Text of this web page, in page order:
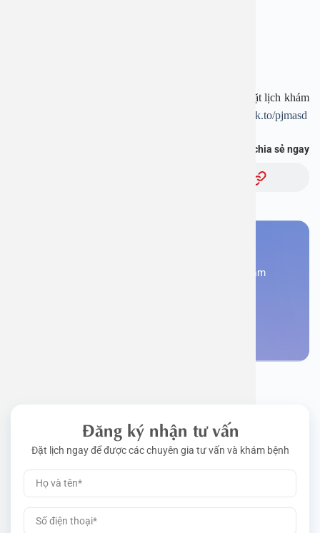
Tải APP Bệnh viện An Việt để “Tra cứu kết quả – Đặt lịch khám
https://onelink.to/pjmasd
Bạn thấy thông tin này hữu ích, chia sẻ ngay
Đăng kí ngay để được các chuyên gia tư vấn và khám
Đăng ký nhận tư vấn
Đặt lịch ngay để được các chuyên gia tư vấn và khám bệnh